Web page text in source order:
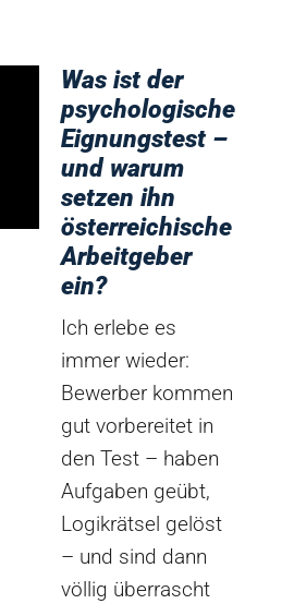
Was ist der
psychologische
Eignungstest –
und warum
setzen ihn
österreichische
Arbeitgeber
ein?
Ich erlebe es
immer wieder:
Bewerber kommen
gut vorbereitet in
den Test – haben
Aufgaben geübt,
Logikrätsel gelöst
– und sind dann
völlig überrascht